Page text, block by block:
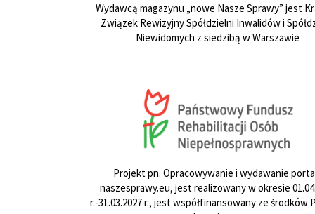
Wydawcą magazynu „nowe Nasze Sprawy” jest
Związek Rewizyjny Spółdzielni Inwalidów i
Niewidomych z siedzibą w Warszawie
Projekt pn. Opracowywanie i wydawanie
naszesprawy.eu, jest realizowany w okresie
r.-31.03.2027 r., jest współfinansowany ze środków